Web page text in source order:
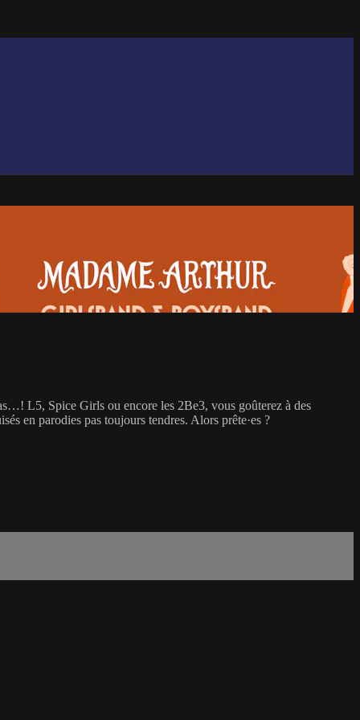
L5, Spice Girls ou encore les 2Be3, vous goûterez à des
en parodies pas toujours tendres. Alors prête·es ?